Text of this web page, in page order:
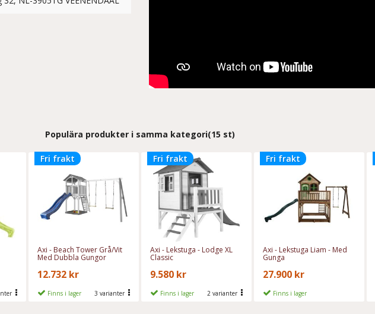
Populära produkter i samma kategori(15 st)
Fri frakt
Axi - Beach Tower Grå/Vit
Med Dubbla Gungor
12.732 kr
Finns i lager 3 varianter
Fri frakt
Axi - Lekstuga - Lodge XL
Classic
9.580 kr
Finns i lager 2 varianter
Fri frakt
Axi - Lekstuga Liam - Med
Gunga
27.900 kr
Finns i lager